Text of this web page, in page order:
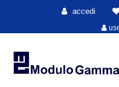
accedi